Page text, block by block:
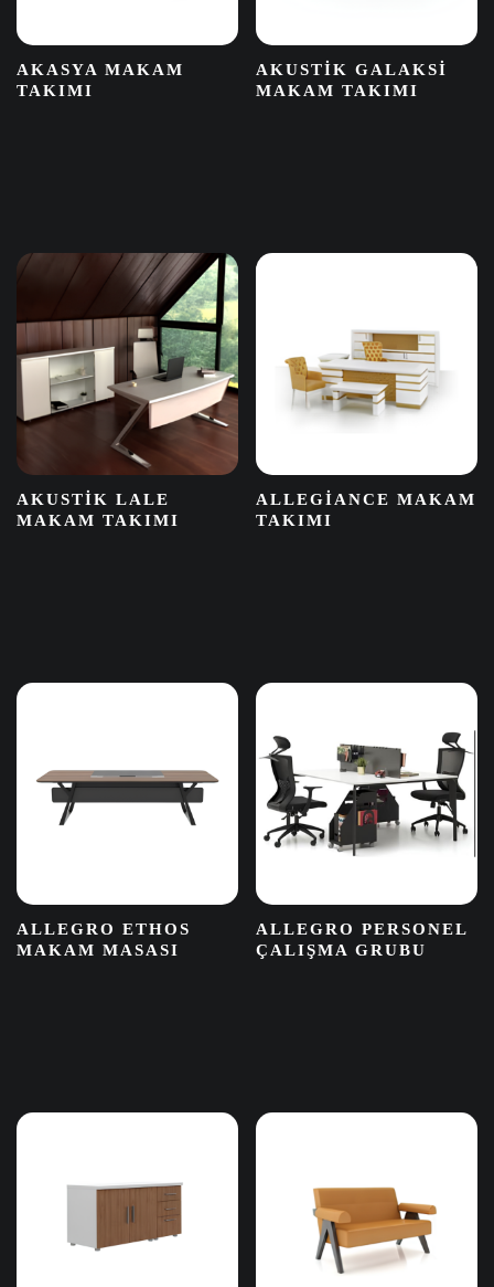
AKASYA MAKAM
TAKIMI
AKUSTIK GALAKSI
MAKAM TAKIMI
AKUSTIK LALE
MAKAM TAKIMI
ALLEGIANCE MAKAM
TAKIMI
ALLEGRO ETHOS
MAKAM MASASI
ALLEGRO PERSONEL
ÇALIŞMA GRUBU